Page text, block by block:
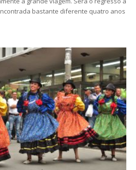
bastante diferente quatro anos